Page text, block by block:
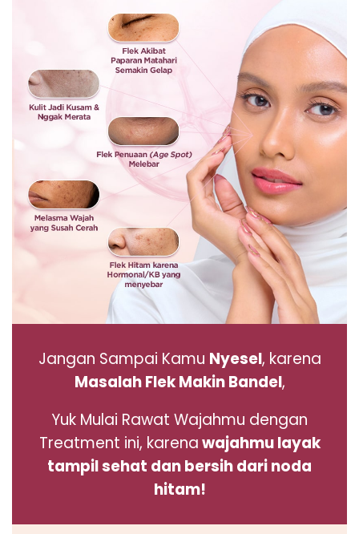
Jangan Sampai Kamu Nyesel, karena
Masalah Flek Makin Bandel,
Yuk Mulai Rawat Wajahmu dengan
Treatment ini, karenawajahmu layak
tampil sehat dan bersih dari noda
hitam!